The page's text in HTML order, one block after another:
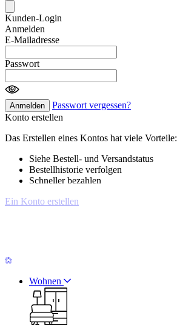
Kunden-Login
Anmelden
E-Mailadresse
Passwort
Anmelden
Passwort vergessen?
Konto erstellen
Das Erstellen eines Kontos hat viele Vorteile:
Siehe Bestell- und Versandstatus
Bestellhistorie verfolgen
Schneller bezahlen
Ein Konto erstellen
Wohnen